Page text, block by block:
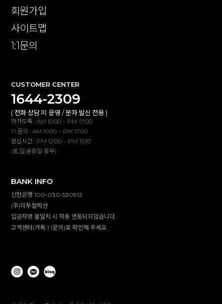
회원가입
사이트맵
1:1문의
CUSTOMER CENTER
1644-2309
( 전화 상담 미 운영 / 문자 발신 전용 )
카카오톡 : AM 10:00 ~ PM 17:00
1:1 문의 : AM 10:00 ~ PM 17:00
점심시간 : PM 12:00 ~ PM 13:10
(토,일,공휴일 휴무)
BANK INFO
신한은행 100-030-530912
(주)이투컬렉션
입금자명 불일치 시 자동 연동되지않습니다.
고객센터(카톡,1:1문의)로 확인해 주세요.